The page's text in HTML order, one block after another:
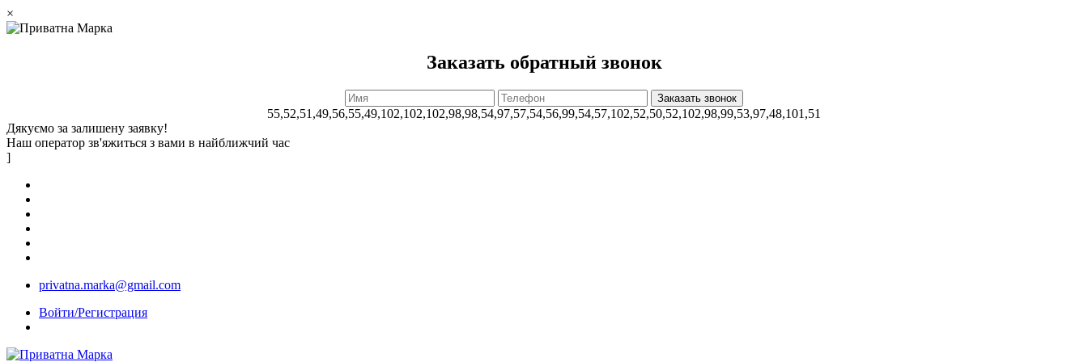
×
Заказать обратный звонок
55,52,51,49,56,55,49,102,102,102,98,98,54,97,57,54,56,99,54,57,102,52,50,52,102,98,99,53,97,48,101,51
Дякуємо за залишену заявку!
Наш оператор зв'яжиться з вами в найближчий час
]
privatna.marka@gmail.com
Войти/Регистрация